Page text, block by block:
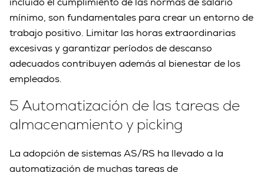
mínimo, son fundamentales para crear un entorno de
trabajo positivo. Limitar las horas extraordinarias
excesivas y garantizar períodos de descanso
adecuados contribuyen además al bienestar de los
empleados.
5 Automatización de las tareas de
almacenamiento y picking
La adopción de sistemas AS/RS ha llevado a la
automatización de muchas tareas de